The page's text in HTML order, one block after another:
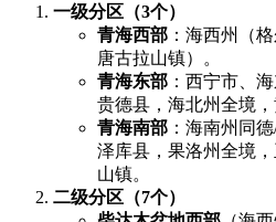
​一级分区（3个）​
​青海西部​ ：海西州（
唐古拉山镇）。
​青海东部​ ：西宁市、
贵德县，海北州全境，
​青海南部​ ：海南州同
泽库县，果洛州全境
山镇。
​二级分区（7个）​